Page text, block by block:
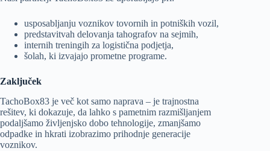
usposabljanju voznikov tovornih in potniških vozil,
predstavitvah delovanja tahografov na sejmih,
internih treningih za logistična podjetja,
šolah, ki izvajajo prometne programe.
Zaključek
TachoBox83 je več kot samo naprava – je trajnostna
rešitev, ki dokazuje, da lahko s pametnim razmišljanjem
podaljšamo življenjsko dobo tehnologije, zmanjšamo
odpadke in hkrati izobrazimo prihodnje generacije
voznikov.